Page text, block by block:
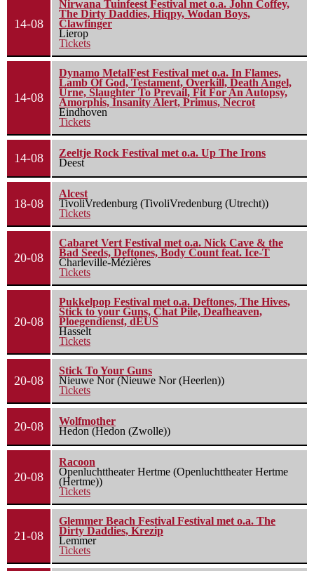
14-08
Nirwana Tuinfeest Festival met o.a. John Coffey,
The Dirty Daddies, Hiqpy, Wodan Boys,
Clawfinger
Lierop
Tickets
14-08
Dynamo MetalFest Festival met o.a. In Flames,
Lamb Of God, Testament, Overkill, Death Angel,
Urne, Slaughter To Prevail, Fit For An Autopsy,
Amorphis, Insanity Alert, Primus, Necrot
Eindhoven
Tickets
14-08
Zeeltje Rock Festival met o.a. Up The Irons
Deest
18-08
Alcest
TivoliVredenburg (TivoliVredenburg (Utrecht))
Tickets
20-08
Cabaret Vert Festival met o.a. Nick Cave & the
Bad Seeds, Deftones, Body Count feat. Ice-T
Charleville-Mézières
Tickets
20-08
Pukkelpop Festival met o.a. Deftones, The Hives,
Stick to your Guns, Chat Pile, Deafheaven,
Ploegendienst, dEUS
Hasselt
Tickets
20-08
Stick To Your Guns
Nieuwe Nor (Nieuwe Nor (Heerlen))
Tickets
20-08
Wolfmother
Hedon (Hedon (Zwolle))
20-08
Racoon
Openluchttheater Hertme (Openluchttheater Hertme
(Hertme))
Tickets
21-08
Glemmer Beach Festival Festival met o.a. The
Dirty Daddies, Krezip
Lemmer
Tickets